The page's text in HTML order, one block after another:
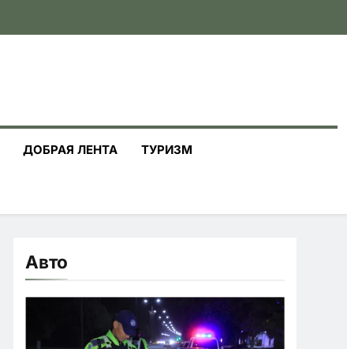
ДОБРАЯ ЛЕНТА ТУРИЗМ
Авто